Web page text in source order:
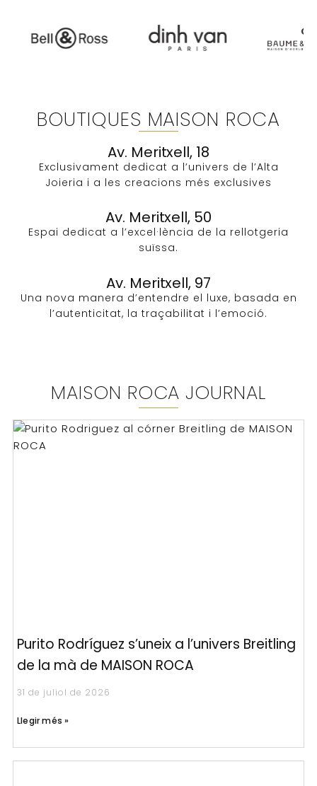
BOUTIQUES MAISON ROCA
Av. Meritxell, 18
Exclusivament dedicat a l’univers de l’Alta
Joieria i a les creacions més exclusives​
Av. Meritxell, 50
Espai dedicat a l’excel·lència de la rellotgeria
suïssa.
Av. Meritxell, 97
Una nova manera d’entendre el luxe, basada en
l’autenticitat, la traçabilitat i l’emoció.
MAISON ROCA JOURNAL
Purito Rodríguez s’uneix a l’univers Breitling
de la mà de MAISON ROCA
31 de juliol de 2026
Llegir més »